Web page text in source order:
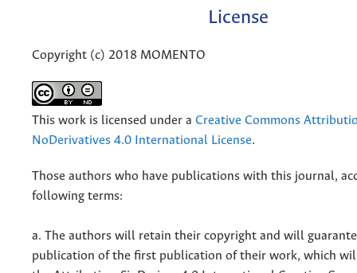
License
Copyright (c) 2018 MOMENTO
This work is licensed under a Creative Commons
NoDerivatives 4.0 International License.
Those authors who have publications with this journal,
following terms:
a. The authors will retain their copyright and will
publication of the first publication of their work, which